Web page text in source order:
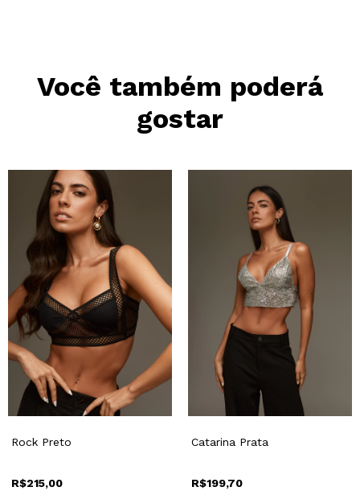
Você também poderá
gostar
Rock Preto
R$215,00
Catarina Prata
R$199,70